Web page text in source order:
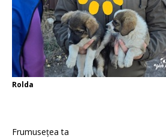
Rolda
Frumusețea ta